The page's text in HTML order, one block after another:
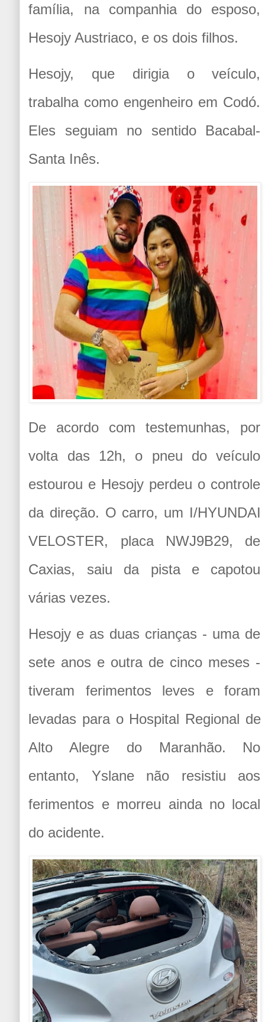
família, na companhia do esposo,
Hesojy Austriaco, e os dois filhos.
Hesojy, que dirigia o veículo,
trabalha como engenheiro em Codó.
Eles seguiam no sentido Bacabal-
Santa Inês.
De acordo com testemunhas, por
volta das 12h, o pneu do veículo
estourou e Hesojy perdeu o controle
da direção. O carro, um I/HYUNDAI
VELOSTER, placa NWJ9B29, de
Caxias, saiu da pista e capotou
várias vezes.
Hesojy e as duas crianças - uma de
sete anos e outra de cinco meses -
tiveram ferimentos leves e foram
levadas para o Hospital Regional de
Alto Alegre do Maranhão. No
entanto, Yslane não resistiu aos
ferimentos e morreu ainda no local
do acidente.